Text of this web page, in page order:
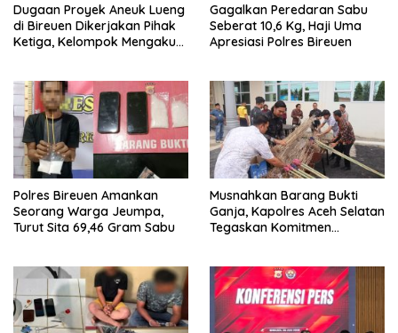
Dugaan Proyek Aneuk Lueng
di Bireuen Dikerjakan Pihak
Ketiga, Kelompok Mengaku
Gagalkan Peredaran Sabu
Seberat 10,6 Kg, Haji Uma
Apresiasi Polres Bireuen
Polres Bireuen Amankan
Seorang Warga Jeumpa,
Turut Sita 69,46 Gram Sabu
Musnahkan Barang Bukti
Ganja, Kapolres Aceh Selatan
Tegaskan Komitmen